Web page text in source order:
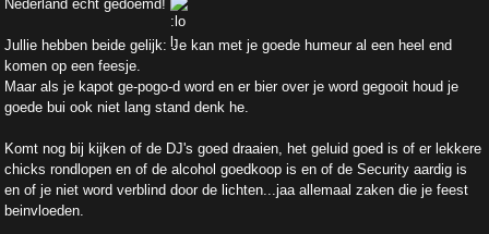
Nederland echt gedoemd!
Jullie hebben beide gelijk: Je kan met je goede humeur al een heel end
komen op een feesje.
Maar als je kapot ge-pogo-d word en er bier over je word gegooit houd je
goede bui ook niet lang stand denk he.
Komt nog bij kijken of de DJ's goed draaien, het geluid goed is of er lekkere
chicks rondlopen en of de alcohol goedkoop is en of de Security aardig is
en of je niet word verblind door de lichten...jaa allemaal zaken die je feest
beinvloeden.